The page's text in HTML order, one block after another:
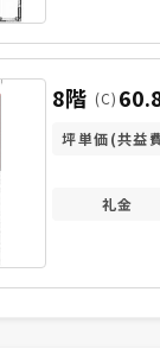
8階 (C)
坪単価(共益
礼金